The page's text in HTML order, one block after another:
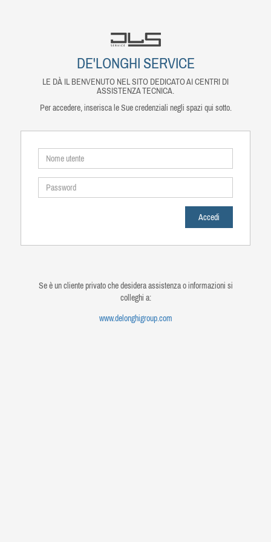
DE'LONGHI SERVICE
LE DÀ IL BENVENUTO NEL SITO DEDICATO AI CENTRI DI
ASSISTENZA TECNICA.
Per accedere, inserisca le Sue credenziali negli spazi qui sotto.
Se è un cliente privato che desidera assistenza o informazioni si
colleghi a:
www.delonghigroup.com